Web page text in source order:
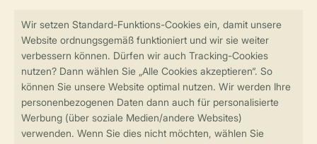
Sicher und schnell zur Online-Buchung
Sichere Datenübertragung
Sicheres Bezahlen